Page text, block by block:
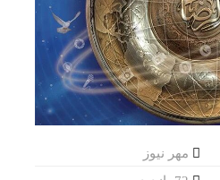
هم‌سنگر رزمندگان پشت
حمیدرضا رجب‌زاده
قیمت ها + جدول و جزئیات
مهر نیوز